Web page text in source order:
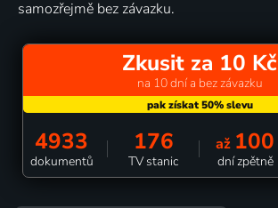
samozřejmě bez závazku.
Zkusit za 10 Kč
na 10 dní a bez závazku
4933
dokumentů
176
TV stanic
až 100
dní zpětně